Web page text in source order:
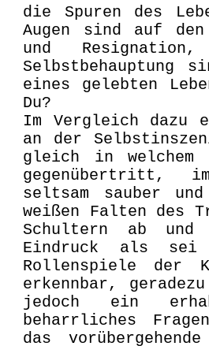
die Spuren des
Augen sind auf
und
Selbstbehauptung
eines gelebten
Du?
Im Vergleich dazu
an der
gleich in welchem
gegenübertritt,
seltsam sauber
weißen Falten des
Schultern ab
Eindruck als
Rollenspiele der
erkennbar,
jedoch ein
beharrliches
das